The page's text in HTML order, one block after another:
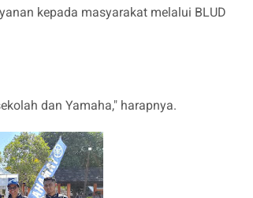
kepada masyarakat melalui BLUD
dan Yamaha," harapnya.